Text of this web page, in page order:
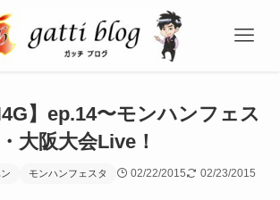
】ep.14〜モンハンフェス
大阪大会Live！
モンハンフェスタ 02/22/2015 02/23/2015